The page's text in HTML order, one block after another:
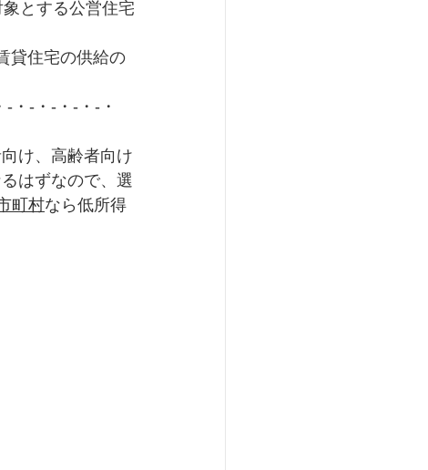
とする公営住宅
貸住宅の供給の
・-・-・-・-・
け、高齢者向け
はずなので、選
町村なら低所得